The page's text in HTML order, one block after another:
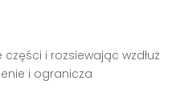
i rozsiewając wzdłuż
i ogranicza